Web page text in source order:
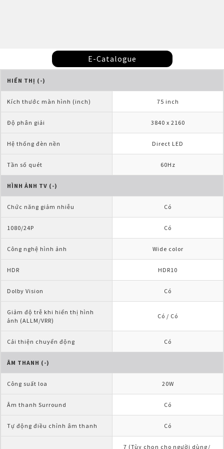
E-Catalogue
HIỂN THỊ (-)
Kích thước màn hình (inch) 75 inch
Độ phân giải 3840 x 2160
Hệ thống đèn nền Direct LED
Tần số quét 60Hz
HÌNH ẢNH TV (-)
Chức năng giảm nhiễu Có
1080/24P Có
Công nghệ hình ảnh Wide color
HDR HDR10
Dolby Vision Có
Giảm độ trễ khi hiển thị hình
ảnh (ALLM/VRR)
Có / Có
Cải thiện chuyển động Có
ÂM THANH (-)
Công suất loa 20W
Âm thanh Surround Có
Tự động điều chỉnh âm thanh Có
7 (Tùy chọn cho người dùng/